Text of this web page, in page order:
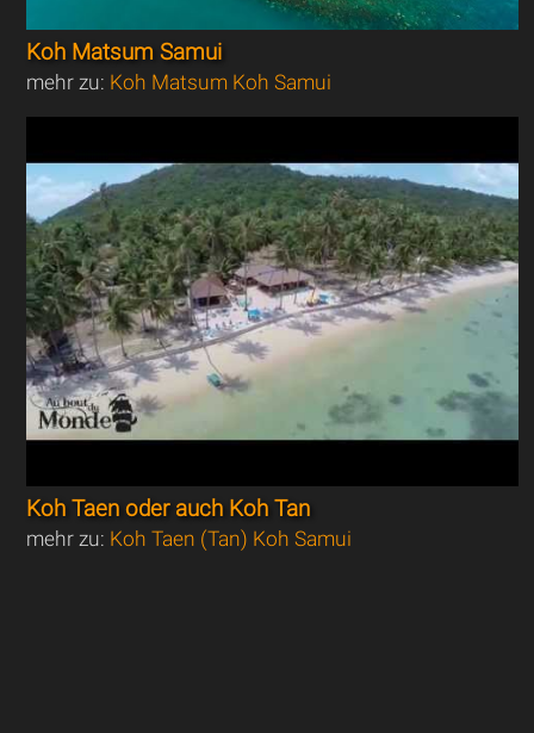
Koh Matsum Samui
mehr zu: Koh Matsum Koh Samui
Koh Taen oder auch Koh Tan
mehr zu: Koh Taen (Tan) Koh Samui